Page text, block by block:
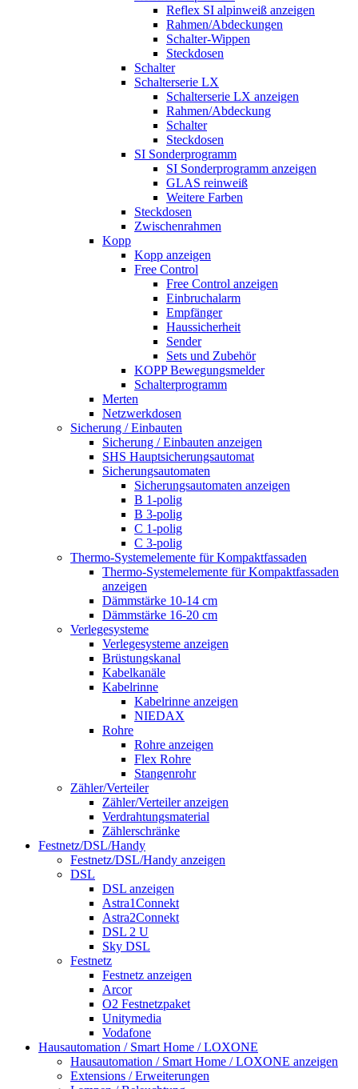
Reflex SI alpinweiß anzeigen
Rahmen/Abdeckungen
Schalter-Wippen
Steckdosen
Schalter
Schalterserie LX
Schalterserie LX anzeigen
Rahmen/Abdeckung
Schalter
Steckdosen
SI Sonderprogramm
SI Sonderprogramm anzeigen
GLAS reinweiß
Weitere Farben
Steckdosen
Zwischenrahmen
Kopp
Kopp anzeigen
Free Control
Free Control anzeigen
Einbruchalarm
Empfänger
Haussicherheit
Sender
Sets und Zubehör
KOPP Bewegungsmelder
Schalterprogramm
Merten
Netzwerkdosen
Sicherung / Einbauten
Sicherung / Einbauten anzeigen
SHS Hauptsicherungsautomat
Sicherungsautomaten
Sicherungsautomaten anzeigen
B 1-polig
B 3-polig
C 1-polig
C 3-polig
Thermo-Systemelemente für Kompaktfassaden
Thermo-Systemelemente für Kompaktfassaden
anzeigen
Dämmstärke 10-14 cm
Dämmstärke 16-20 cm
Verlegesysteme
Verlegesysteme anzeigen
Brüstungskanal
Kabelkanäle
Kabelrinne
Kabelrinne anzeigen
NIEDAX
Rohre
Rohre anzeigen
Flex Rohre
Stangenrohr
Zähler/Verteiler
Zähler/Verteiler anzeigen
Verdrahtungsmaterial
Zählerschränke
Festnetz/DSL/Handy
Festnetz/DSL/Handy anzeigen
DSL
DSL anzeigen
Astra1Connekt
Astra2Connekt
DSL 2 U
Sky DSL
Festnetz
Festnetz anzeigen
Arcor
O2 Festnetzpaket
Unitymedia
Vodafone
Hausautomation / Smart Home / LOXONE
Hausautomation / Smart Home / LOXONE anzeigen
Extensions / Erweiterungen